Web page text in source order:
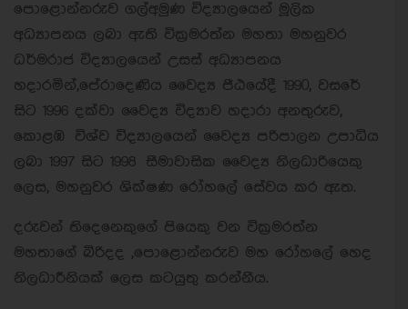
පොළොන්නරුව ගල්අමුණ විද්‍යාලයෙන් මූලික
අධ්‍යාපනය ලබා ඇති වික්‍රමරත්න මහතා මහනුවර
ධර්මරාජ විද්‍යාලයෙන් උසස් අධ්‍යාපනය
හදාරමින්,පේරාදෙණිය වෛද්‍ය පීඨයේදී 1990, වසරේ
සිට 1996 දක්වා වෛද්‍ය විද්‍යාව හදාරා අනතුරුව,
කොළඹ විශ්ව විද්‍යාලයෙන් වෛද්‍ය පරිපාලන උපාධිය
ලබා 1997 සිට 1998 සීමාවාසික වෛද්‍ය නිලධාරියෙකු
ලෙස, මහනුවර ශික්ෂණ රෝහලේ සේවය කර ඇත.
දරුවන් තිදෙනෙකුගේ පියෙකු වන වික්‍රමරත්න
මහතාගේ බිරිදද ,පොළොන්නරුව මහ රෝහලේ හෙද
නිලධාරීනියක් ලෙස කටයුතු කරන්නීය.